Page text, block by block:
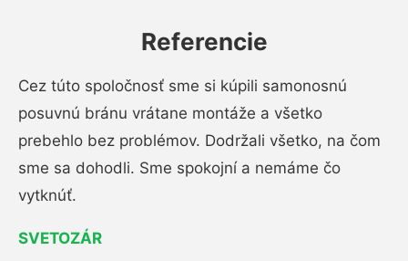
Referencie
Cez túto spoločnosť sme si kúpili samonosnú
posuvnú bránu vrátane montáže a všetko
prebehlo bez problémov. Dodržali všetko, na čom
sme sa dohodli. Sme spokojní a nemáme čo
vytknúť.
SVETOZÁR